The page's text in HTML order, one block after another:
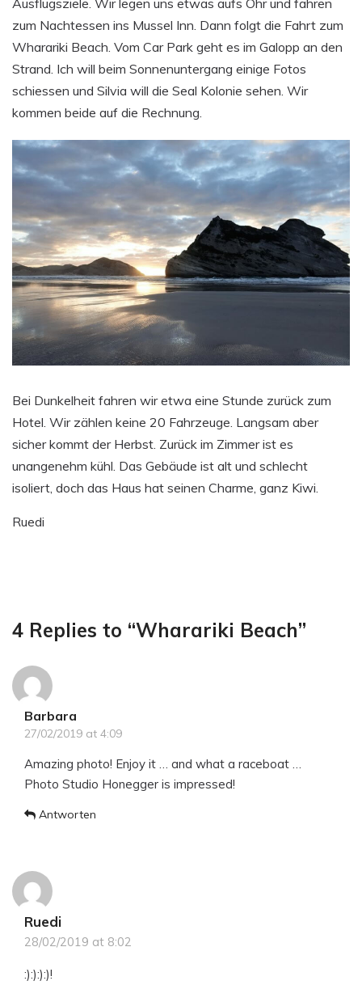
zum Nachtessen ins Mussel Inn. Dann folgt die Fahrt zum
Wharariki Beach. Vom Car Park geht es im Galopp an den
Strand. Ich will beim Sonnenuntergang einige Fotos
schiessen und Silvia will die Seal Kolonie sehen. Wir
kommen beide auf die Rechnung.
Bei Dunkelheit fahren wir etwa eine Stunde zurück zum
Hotel. Wir zählen keine 20 Fahrzeuge. Langsam aber
sicher kommt der Herbst. Zurück im Zimmer ist es
unangenehm kühl. Das Gebäude ist alt und schlecht
isoliert, doch das Haus hat seinen Charme, ganz Kiwi.
Ruedi
4 Replies to “Wharariki Beach”
Barbara
27/02/2019 at 4:09
Amazing photo! Enjoy it … and what a raceboat …
Photo Studio Honegger is impressed!
Antworten
Ruedi
28/02/2019 at 8:02
:):):):)!